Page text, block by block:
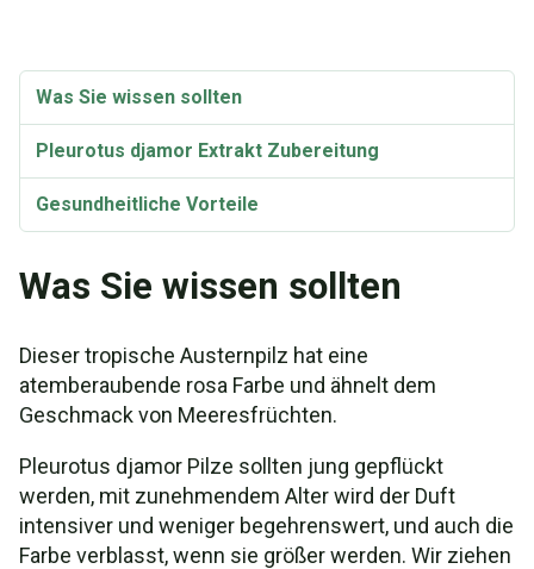
Was Sie wissen sollten
Pleurotus djamor Extrakt Zubereitung
Gesundheitliche Vorteile
Was Sie wissen sollten
Dieser tropische Austernpilz hat eine
atemberaubende rosa Farbe und ähnelt dem
Geschmack von Meeresfrüchten.
Pleurotus djamor Pilze sollten jung gepflückt
werden, mit zunehmendem Alter wird der Duft
intensiver und weniger begehrenswert, und auch die
Farbe verblasst, wenn sie größer werden. Wir ziehen